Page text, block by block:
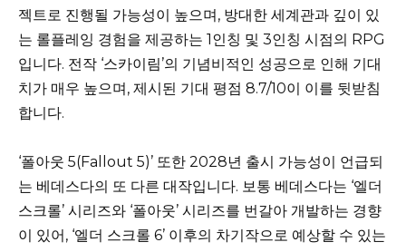
젝트로 진행될 가능성이 높으며, 방대한 세계관과 깊이 있
는 롤플레잉 경험을 제공하는 1인칭 및 3인칭 시점의 RPG
입니다. 전작 ‘스카이림’의 기념비적인 성공으로 인해 기대
치가 매우 높으며, 제시된 기대 평점 8.7/10이 이를 뒷받침
합니다.
‘폴아웃 5(Fallout 5)’ 또한 2028년 출시 가능성이 언급되
는 베데스다의 또 다른 대작입니다. 보통 베데스다는 ‘엘더
스크롤’ 시리즈와 ‘폴아웃’ 시리즈를 번갈아 개발하는 경향
이 있어, ‘엘더 스크롤 6’ 이후의 차기작으로 예상할 수 있는